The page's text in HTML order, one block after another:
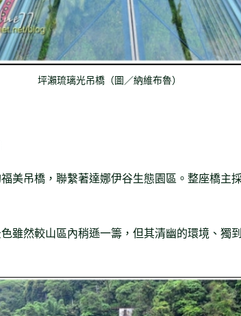
坪瀨琉璃光吊橋（圖／納維布魯）
福美吊橋，聯繫著達娜伊谷生態園區。整座橋主
雖然較山區內稍遜一籌，但其清幽的環境、獨